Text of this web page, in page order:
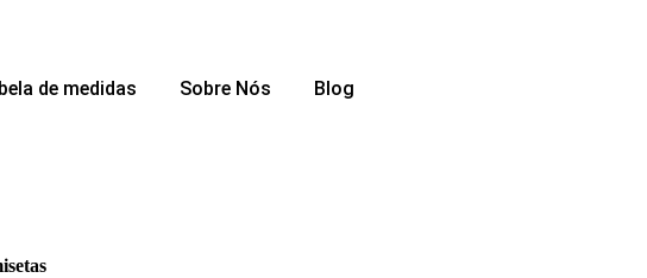
de medidas Sobre Nós Blog